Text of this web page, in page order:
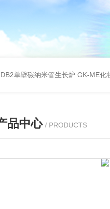
单壁碳纳米管生长炉 GK-ME化
品中心 / PRODUCTS